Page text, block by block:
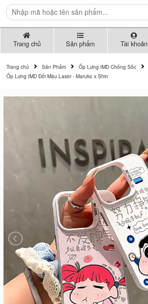
Trang chủ Sản phẩm Tài khoản
Trang chủ Sản Phẩm
Ốp Lưng IMD Chống Sốc
Ốp Lưng IMD Đổi Màu Laser - Maruko x Shin